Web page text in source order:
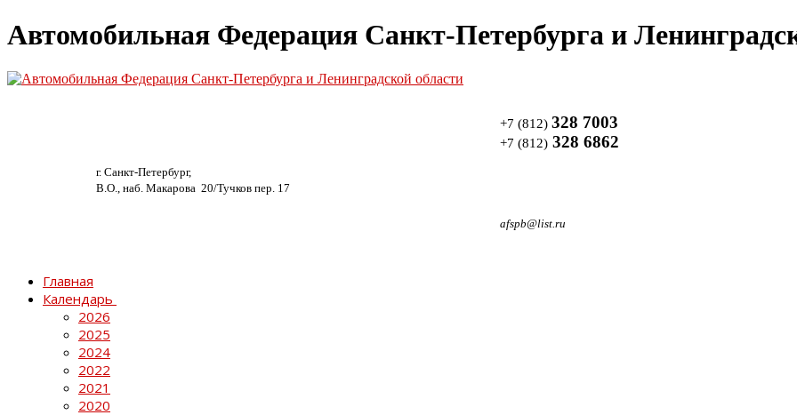
Автомобильная Федерация Санкт-Петербурга и
г. Санкт-Петербург,
В.О., наб. Макарова 20/Тучков пер. 17
+7 (812) 328 7003
+7 (812) 328 6862
afspb@list.ru
Главная
Календарь
2026
2025
2024
2022
2021
2020